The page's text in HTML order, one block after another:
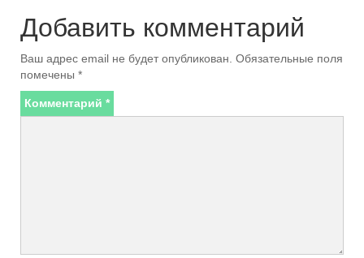
Добавить комментарий
Ваш адрес email не будет опубликован. Обязательные поля
помечены *
Комментарий *